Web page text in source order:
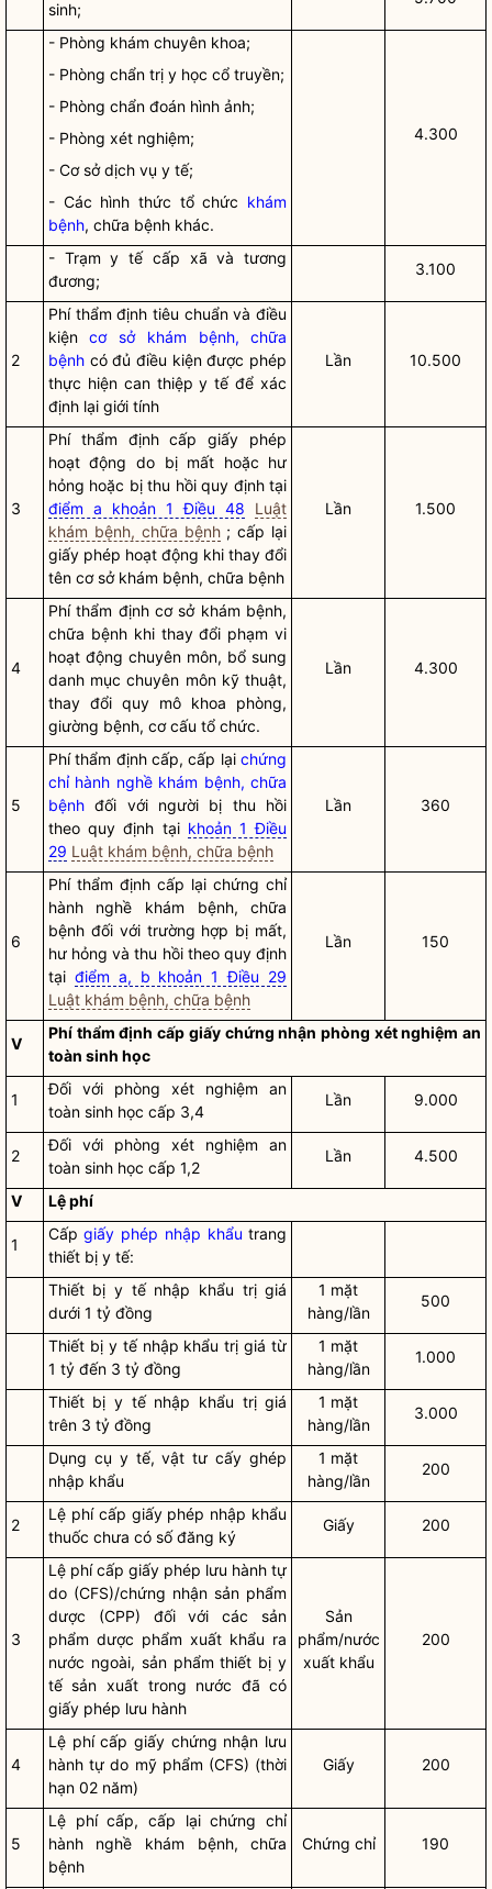
sinh;
- Phòng khám chuyên khoa;
- Phòng chẩn trị y học cổ truyền;
- Phòng chẩn đoán hình ảnh;
- Phòng xét nghiệm;
- Cơ sở dịch vụ y tế;
- Các hình thức tổ chức khám
bệnh, chữa bệnhkhác.
4.300
- Trạm y tế cấp xã và tương
đương;
3.100
2
Phí thẩm định tiêu chuẩn và điều
kiệncơ sở khám bệnh, chữa
bệnhcó đủ điều kiện được phép
thực hiện can thiệp y tế để xác
định lại giới tính
Lần 10.500
3
Phí thẩm định cấp giấy phép
hoạt động do bị mất hoặc hư
hỏng hoặc bị thu hồi quy định tại
điểm a khoản 1 Điều 48
Luật
khám bệnh, chữa bệnh; cấp lại
giấy phép hoạt động khi thay đổi
tên cơ sở khám bệnh, chữa bệnh
Lần 1.500
4
Phí thẩm định cơ sở khám bệnh,
chữa bệnhkhi thay đổi phạm vi
hoạt động chuyên môn, bổ sung
danh mục chuyên môn kỹ thuật,
thay đổi quy mô khoa phòng,
giường bệnh, cơ cấu tổ chức.
Lần 4.300
5
Phí thẩm định cấp, cấp lạichứng
chỉ hành nghề khám bệnh, chữa
bệnhđối với người bị thu hồi
theo quy định tại khoản 1 Điều
29 Luật khám bệnh, chữa bệnh
Lần 360
6
Phí thẩm định cấp lạichứng chỉ
hành nghề khám bệnh, chữa
bệnhđối với trường hợp bị mất,
hư hỏng và thu hồi theo quy định
tại điểm a, b khoản 1 Điều 29
Luật khám bệnh, chữa bệnh
Lần 150
V
Phí thẩm định cấp giấy chứng nhận phòng xét nghiệm an
toàn sinh học
1
Đối với phòng xét nghiệm an
toàn sinh học cấp 3,4
Lần 9.000
2
Đối với phòng xét nghiệm an
toàn sinh học cấp 1,2
Lần 4.500
V Lệ phí
1
Cấpgiấy phép nhập khẩu trang
thiết bị y tế:
Thiết bị y tế nhập khẩu trị giá
dưới 1 tỷ đồng
1 mặt
hàng/lần
500
Thiết bị y tế nhập khẩu trị giá từ
1 tỷ đến 3 tỷ đồng
1 mặt
hàng/lần
1.000
Thiết bị y tế nhập khẩu trị giá
trên 3 tỷ đồng
1 mặt
hàng/lần
3.000
Dụng cụ y tế, vật tư cấy ghép
nhập khẩu
1 mặt
hàng/lần
200
2
Lệ phí cấp giấy phép nhập khẩu
thuốc chưa có số đăng ký
Giấy 200
3
Lệ phí cấp giấy phép lưu hành tự
do (CFS)/chứng nhận sản phẩm
dược (CPP) đối với các sản
phẩm dược phẩm xuất khẩu ra
nước ngoài, sản phẩm thiết bị y
tế sản xuất trong nước đã có
giấy phép lưu hành
Sản
phẩm/nước
xuất khẩu
200
4
Lệ phí cấp giấy chứng nhận lưu
hành tự do mỹ phẩm (CFS) (thời
hạn 02 năm)
Giấy 200
5
Lệ phí cấp, cấp lạichứng chỉ
hành nghề khám bệnh, chữa
bệnh
Chứng chỉ 190